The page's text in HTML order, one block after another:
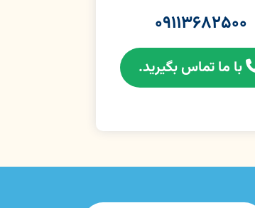
۰۹۱۱۳۶۸۲۵۰۰
با ما تماس بگیرید.